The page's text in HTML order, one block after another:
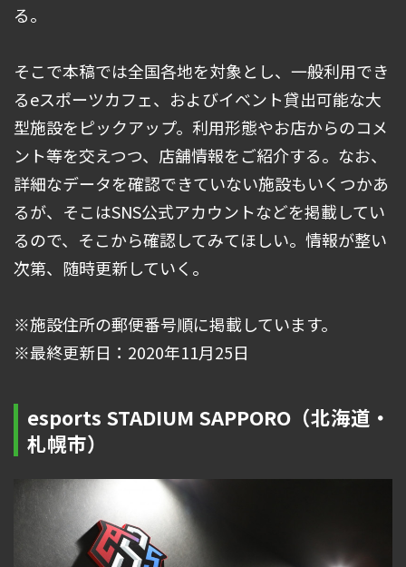
る。
そこで本稿では全国各地を対象とし、一般利用でき
るeスポーツカフェ、およびイベント貸出可能な大
型施設をピックアップ。利用形態やお店からのコメ
ント等を交えつつ、店舗情報をご紹介する。なお、
詳細なデータを確認できていない施設もいくつかあ
るが、そこはSNS公式アカウントなどを掲載してい
るので、そこから確認してみてほしい。情報が整い
次第、随時更新していく。
※施設住所の郵便番号順に掲載しています。
※最終更新日：2020年11月25日
esports STADIUM SAPPORO（北海道・
札幌市）